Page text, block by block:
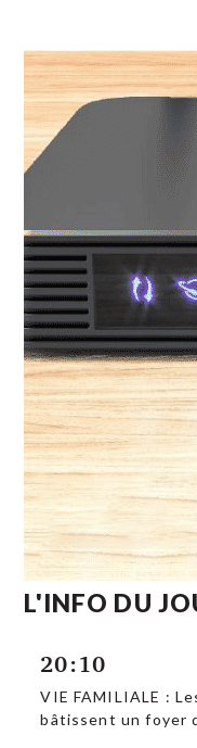
L'INFO DU
20:10
VIE FAMILIALE :
bâtissent un foyer